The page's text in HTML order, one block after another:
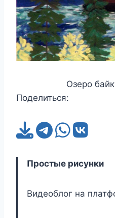
Озеро
Поделиться:
Простые рисунки
Видеоблог на